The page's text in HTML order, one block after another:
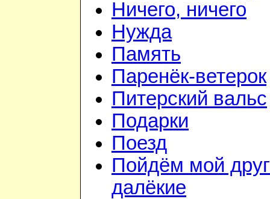
Ничего, ничего
Нужда
Память
Паренёк-ветерок
Питерский вальс
Подарки
Поезд
Пойдём мой
далёкие